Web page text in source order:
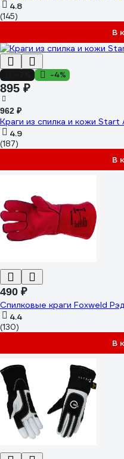
4.8
(145)
В
-4%
895 ₽
962 ₽
Краги из спилка и кожи Start
4.9
(187)
В
490 ₽
Спилковые краги Foxweld
4.4
(130)
В